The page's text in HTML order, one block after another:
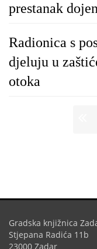
prestanak
Radionica s
djeluju u
otoka
Gradska knjižnica
Stjepana Radića 11b
23000 Zadar